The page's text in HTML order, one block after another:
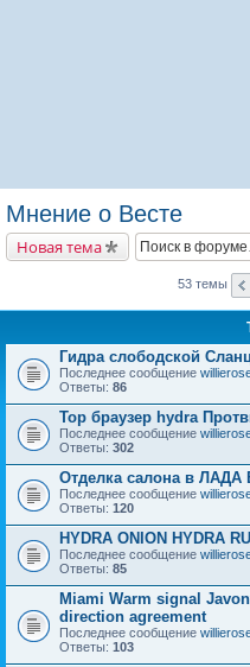
Мнение о Весте
Новая тема
53 темы
Гидра слободской
Последнее сообщение
Ответы: 86
Тор браузер hydra
Последнее сообщение
Ответы: 302
Отделка салона в ЛАДА
Последнее сообщение
Ответы: 120
HYDRA ONION HYDRA
Последнее сообщение
Ответы: 85
Miami Warm signal
direction agreement
Последнее сообщение
Ответы: 103